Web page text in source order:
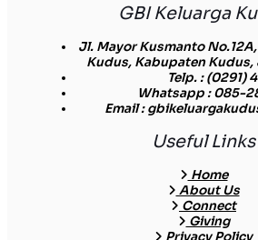
GBI Keluarga
Jl. Mayor Kusmanto
Kudus, Kabupaten Kudus,
Telp.: (0291)
Whatsapp: 085-
Email:
Useful Links
Home
About Us
Connect
Giving